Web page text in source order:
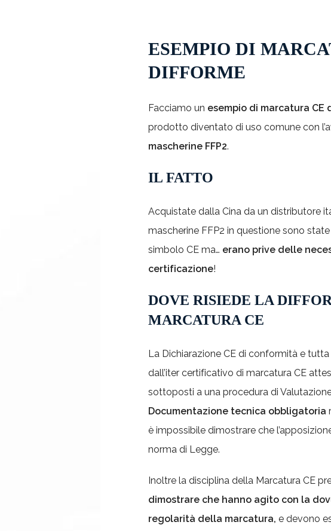
ESEMPIO DI
DIFFORME
Facciamo un esempio di marcatura CE
prodotto diventato di uso comune con
mascherine FFP2.
IL FATTO
Acquistate dalla Cina da un distributore
mascherine FFP2 in questione sono
simbolo CE ma… erano prive delle
certificazione!
DOVE RISIEDE LA
MARCATURA CE
La Dichiarazione CE di conformità e
dall’iter certificativo di marcatura CE
sottoposti a una procedura di
Documentazione tecnica obbligatoria
è impossibile dimostrare che
norma di Legge.
Inoltre la disciplina della Marcatura CE
dimostrare che hanno agito con la
regolarità della marcatura, e devono